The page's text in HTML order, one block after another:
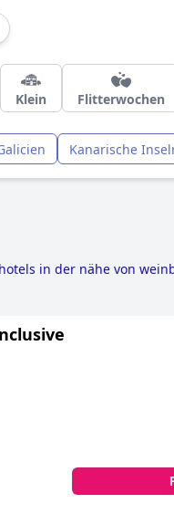
Klein Flitterwochen
Kanarische
hotels in der nähe von